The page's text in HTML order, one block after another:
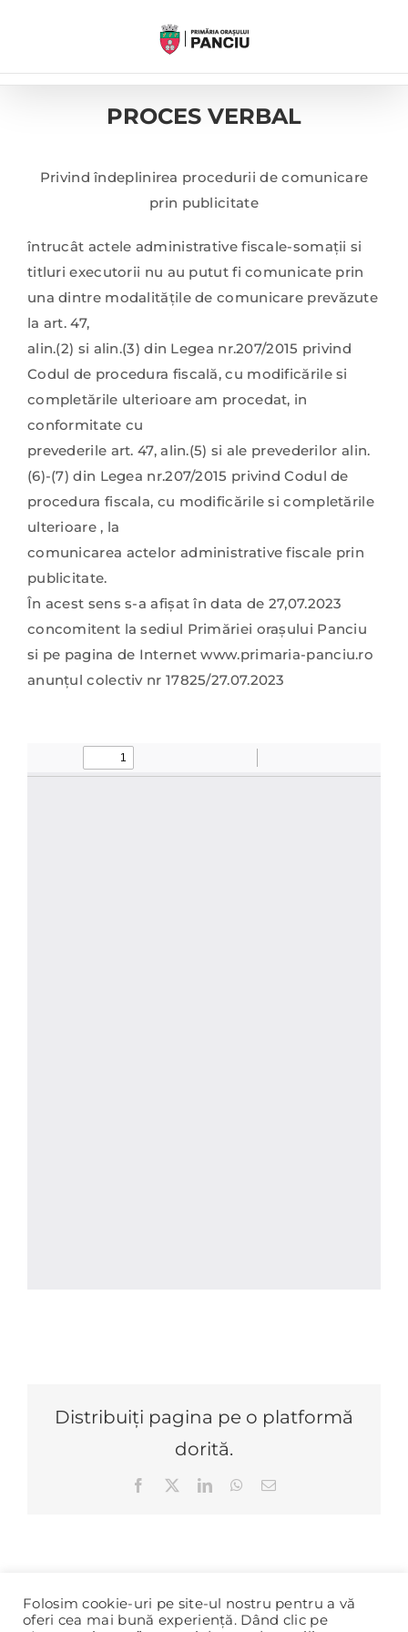
PROCES VERBAL
Privind îndeplinirea procedurii de comunicare
prin publicitate
întrucât actele administrative fiscale-somaţii si
titluri executorii nu au putut fi comunicate prin
una dintre modalităţile de comunicare prevăzute
la art. 47,
alin.(2) si alin.(3) din Legea nr.207/2015 privind
Codul de procedura fiscală, cu modificările si
completările ulterioare am procedat, in
conformitate cu
prevederile art. 47, alin.(5) si ale prevederilor alin.
(6)-(7) din Legea nr.207/2015 privind Codul de
procedura fiscala, cu modificările si completările
ulterioare , la
comunicarea actelor administrative fiscale prin
publicitate.
În acest sens s-a afişat în data de 27,07.2023
concomitent la sediul Primăriei oraşului Panciu
si pe pagina de Internet www.primaria-panciu.ro
anunţul colectiv nr 17825/27.07.2023
Distribuiți pagina pe o platformă
dorită.
Facebook LinkedInWhatsApp
E-
Folosim cookie-uri pe site-ul nostru pentru a vă
oferi cea mai bună experiență. Dând clic pe